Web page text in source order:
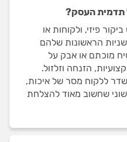
תדמית העסק?
פיזי, ולקוחות או
הראשונות שלהם
מוכתם או אבק על
הזנחה וזלזול.
ללקוח מסר של איכות,
שחשוב מאוד להצלחת